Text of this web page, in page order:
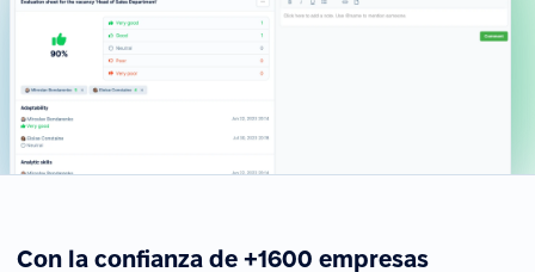
Con la confianza de +1600 empresas